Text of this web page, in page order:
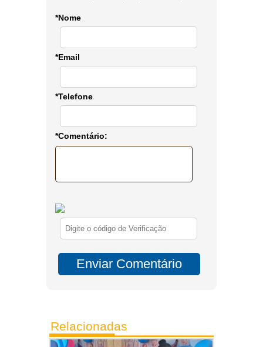
*Nome
*Email
*Telefone
*Comentário:
Relacionadas